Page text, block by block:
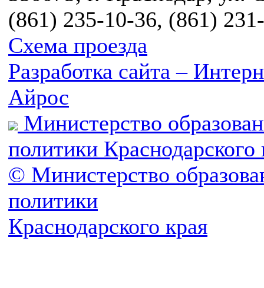
(861) 235-10-36, (861)
Схема проезда
Разработка сайта –
Айрос
Министерство
политики Краснодарского
© Министерство
политики
Краснодарского края